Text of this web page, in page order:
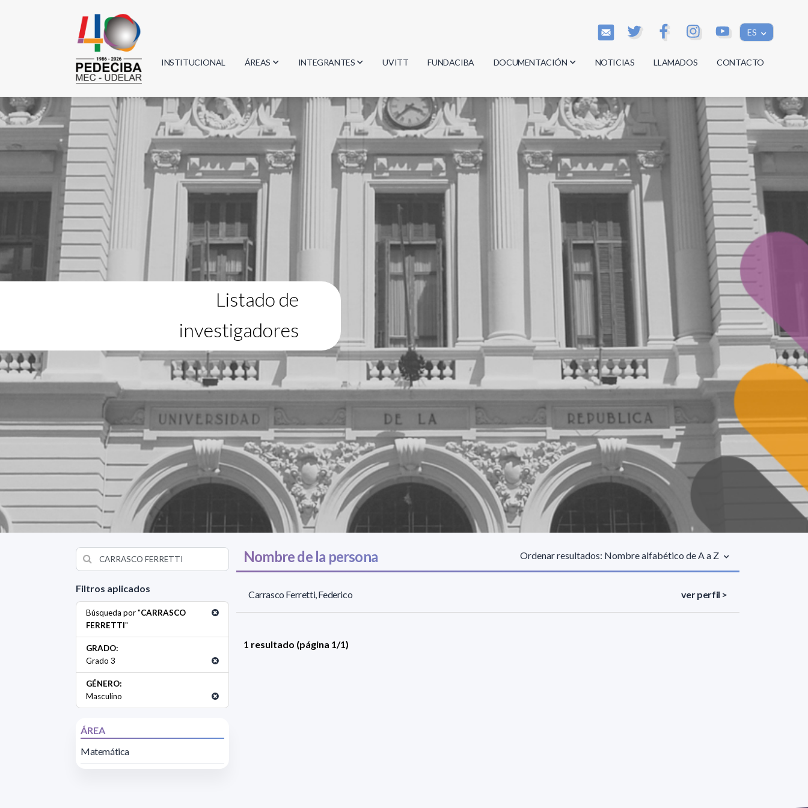
ES
INSTITUCIONAL ÁREAS
Biología
Física
Geociencias
Informática
Matemática
INTEGRANTES
Investigadores
Estudiantes
Egresados
UVITT FUNDACIBA DOCUMENTACIÓN
Actas
Reglamentos
Documentos
NOTICIAS LLAMADOS CONTACTO
Listado de
investigadores
Filtros aplicados
Búsqueda por "CARRASCO
FERRETTI"
GRADO:
Grado 3
GÉNERO:
Masculino
ÁREA
Matemática
Nombre de la persona Ordenar resultados: Nombre alfabético de A a Z
Carrasco Ferretti, Federico ver perfil >
1 resultado (página 1/1)